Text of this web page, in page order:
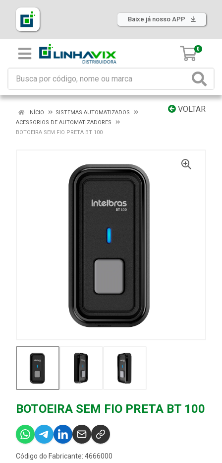
Baixe já nosso APP
0
VOLTAR
INÍCIO
SISTEMAS AUTOMATIZADOS
ACESSORIOS DE AUTOMATIZADORES
BOTOEIRA SEM FIO PRETA BT 100
BOTOEIRA SEM FIO PRETA BT 100
Código do Fabricante: 4666000